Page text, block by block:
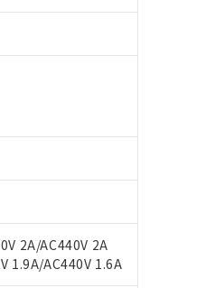
2A/AC440V 2A
1.9A/AC440V 1.6A
況および標準価格(税抜)を提供
外となる商品もあることをご了
品が提供可能な商品です。
に切り替える予定のある商品で
商品で、対応品を出す予定はあ
ない商品です。
と判明した場合などやむを得ず
下、
、ポリ臭化ジフェニルエーテル類(PBDE)
。
易法に定める商品（以下｢規制貨
の輸出許可(または役務取引許可